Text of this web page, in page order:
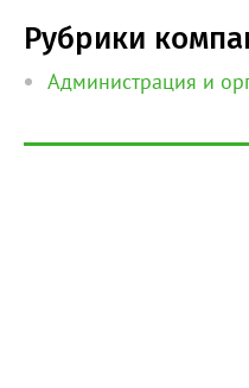
Рубрики
Администрация и